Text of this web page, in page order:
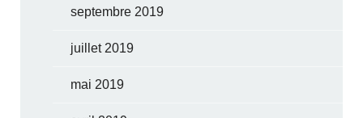
septembre 2019
juillet 2019
mai 2019